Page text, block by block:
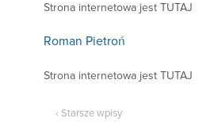
Strona internetowa jest TUTAJ
Roman Pietroń
Strona internetowa jest TUTAJ
‹ Starsze wpisy